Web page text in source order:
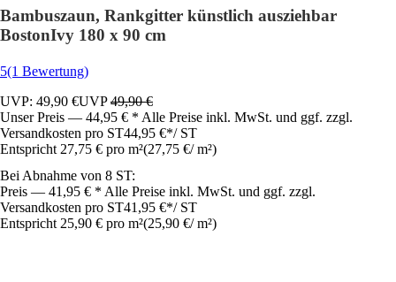
Bambuszaun, Rankgitter künstlich ausziehbar
BostonIvy 180 x 90 cm
5(1 Bewertung)
UVP: 49,90 €UVP49,90 €
Unser Preis — 44,95 € * Alle Preise inkl. MwSt. und ggf. zzgl.
Versandkosten pro ST44,95 €*/ ST
Entspricht 27,75 € pro m²(27,75 €/ m²)
Bei Abnahme von 8 ST:
Preis — 41,95 € * Alle Preise inkl. MwSt. und ggf. zzgl.
Versandkosten pro ST41,95 €*/ ST
Entspricht 25,90 € pro m²(25,90 €/ m²)